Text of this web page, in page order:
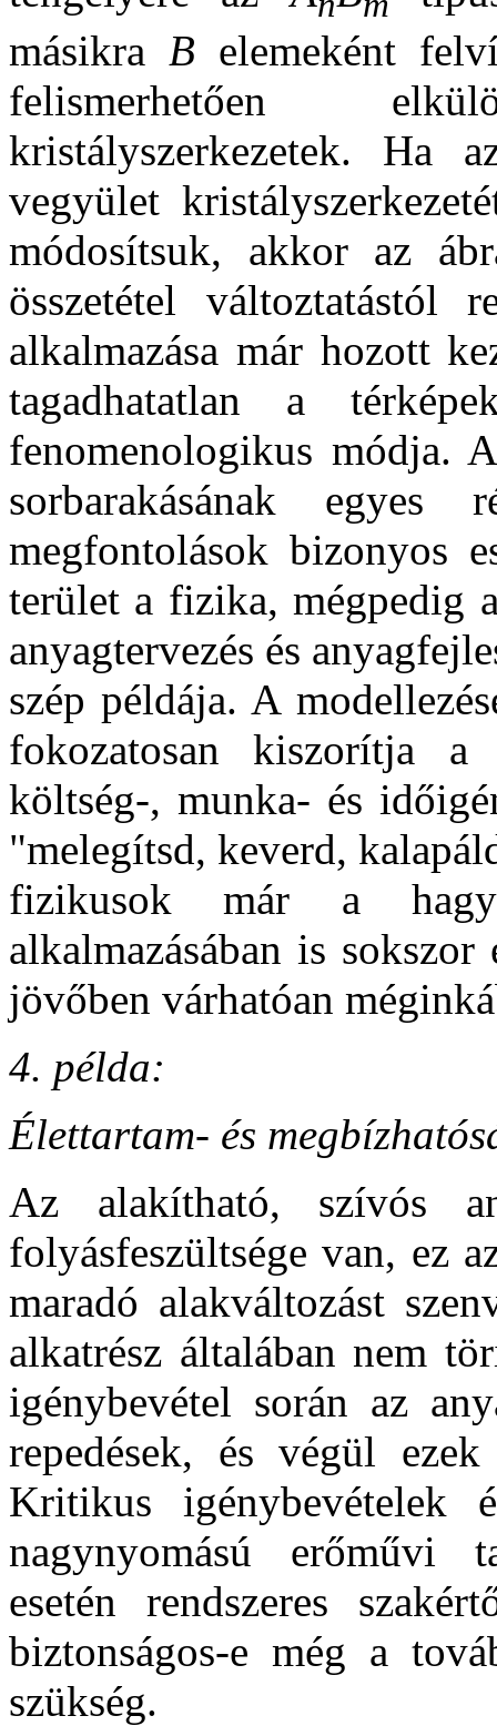
másikra B elemeként
felismerhetően
kristályszerkezetek. Ha
vegyület
módosítsuk, akkor az
összetétel változtatástól
alkalmazása már hozott
tagadhatatlan a
fenomenologikus módja.
sorbarakásának egyes
megfontolások bizonyos
terület a fizika, mégpedig
anyagtervezés és
szép példája. A
fokozatosan kiszorítja a
költség-, munka- és
"melegítsd, keverd,
fizikusok már a
alkalmazásában is
jövőben várhatóan
4. példa:
Élettartam- és
Az alakítható, szívós
folyásfeszültsége van, ez
maradó alakváltozást
alkatrész általában nem
igénybevétel során az
repedések, és végül
Kritikus igénybevételek
nagynyomású erőművi
esetén rendszeres
biztonságos-e még a
szükség.